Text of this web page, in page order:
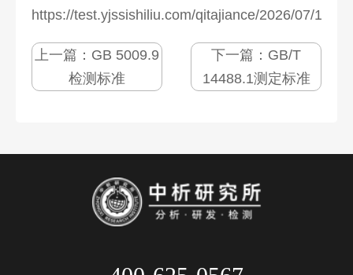
https://test.yjssishiliu.com/qitajiance/2026/07/
上一篇： GB 5009.9
检测标准
下一篇： GB/T
14488.1测定标准